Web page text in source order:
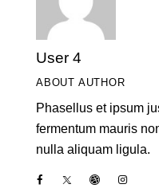
User 4
ABOUT AUTHOR
Phasellus et ipsum
fermentum mauris
nulla aliquam ligula.